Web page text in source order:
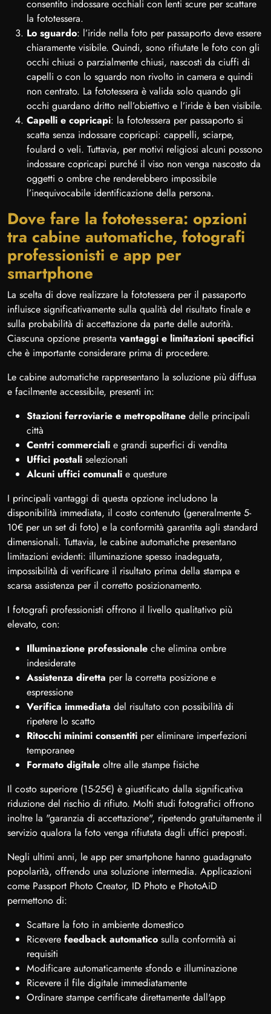
consentito indossare occhiali con lenti scure per scattare
la fototessera.
Lo sguardo: l’iride nella foto per passaporto deve essere
chiaramente visibile. Quindi, sono rifiutate le foto con gli
occhi chiusi o parzialmente chiusi, nascosti da ciuffi di
capelli o con lo sguardo non rivolto in camera e quindi
non centrato. La fototessera è valida solo quando gli
occhi guardano dritto nell’obiettivo e l’iride è ben visibile.
Capelli e copricapi: la fototessera per passaporto si
scatta senza indossare copricapi: cappelli, sciarpe,
foulard o veli. Tuttavia, per motivi religiosi alcuni possono
indossare copricapi purché il viso non venga nascosto da
oggetti o ombre che renderebbero impossibile
l’inequivocabile identificazione della persona.
Dove fare la fototessera: opzioni
tra cabine automatiche, fotografi
professionisti e app per
smartphone
La scelta di dove realizzare la fototessera per il passaporto
influisce significativamente sulla qualità del risultato finale e
sulla probabilità di accettazione da parte delle autorità.
Ciascuna opzione presenta vantaggi e limitazioni specifici
che è importante considerare prima di procedere.
Le cabine automatiche rappresentano la soluzione più diffusa
e facilmente accessibile, presenti in:
Stazioni ferroviarie e metropolitane delle principali
città
Centri commerciali e grandi superfici di vendita
Uffici postali selezionati
Alcuni uffici comunali e questure
I principali vantaggi di questa opzione includono la
disponibilità immediata, il costo contenuto (generalmente 5-
10€ per un set di foto) e la conformità garantita agli standard
dimensionali. Tuttavia, le cabine automatiche presentano
limitazioni evidenti: illuminazione spesso inadeguata,
impossibilità di verificare il risultato prima della stampa e
scarsa assistenza per il corretto posizionamento.
I fotografi professionisti offrono il livello qualitativo più
elevato, con:
Illuminazione professionale che elimina ombre
indesiderate
Assistenza diretta per la corretta posizione e
espressione
Verifica immediata del risultato con possibilità di
ripetere lo scatto
Ritocchi minimi consentiti per eliminare imperfezioni
temporanee
Formato digitale oltre alle stampe fisiche
Il costo superiore (15-25€) è giustificato dalla significativa
riduzione del rischio di rifiuto. Molti studi fotografici offrono
inoltre la "garanzia di accettazione", ripetendo gratuitamente il
servizio qualora la foto venga rifiutata dagli uffici preposti.
Negli ultimi anni, le app per smartphone hanno guadagnato
popolarità, offrendo una soluzione intermedia. Applicazioni
come Passport Photo Creator, ID Photo e PhotoAiD
permettono di:
Scattare la foto in ambiente domestico
Ricevere feedback automatico sulla conformità ai
requisiti
Modificare automaticamente sfondo e illuminazione
Ricevere il file digitale immediatamente
Ordinare stampe certificate direttamente dall'app